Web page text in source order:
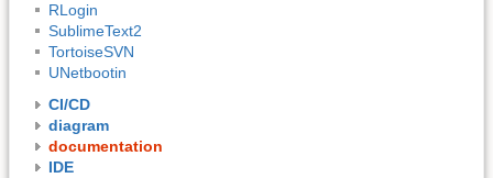
RLogin
SublimeText2
TortoiseSVN
UNetbootin
CI/CD
diagram
documentation
IDE